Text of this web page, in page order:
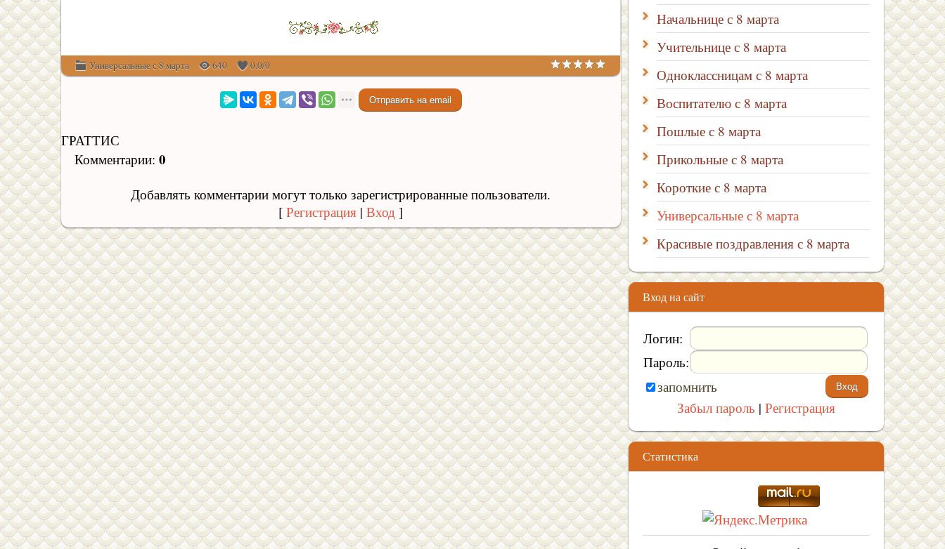
Универсальные с 8 марта 640 0.0/0
ГРАТТИС
Комментарии: 0
Добавлять комментарии могут только зарегистрированные пользователи.
[Регистрация |Вход ]
Начальнице с 8 марта
Учительнице с 8 марта
Одноклассницам с 8 марта
Воспитателю с 8 марта
Пошлые с 8 марта
Прикольные с 8 марта
Короткие с 8 марта
Универсальные с 8 марта
Красивые поздравления с 8 марта
Вход на сайт
Логин:
Пароль:
запомнить
Забыл пароль | Регистрация
Статистика